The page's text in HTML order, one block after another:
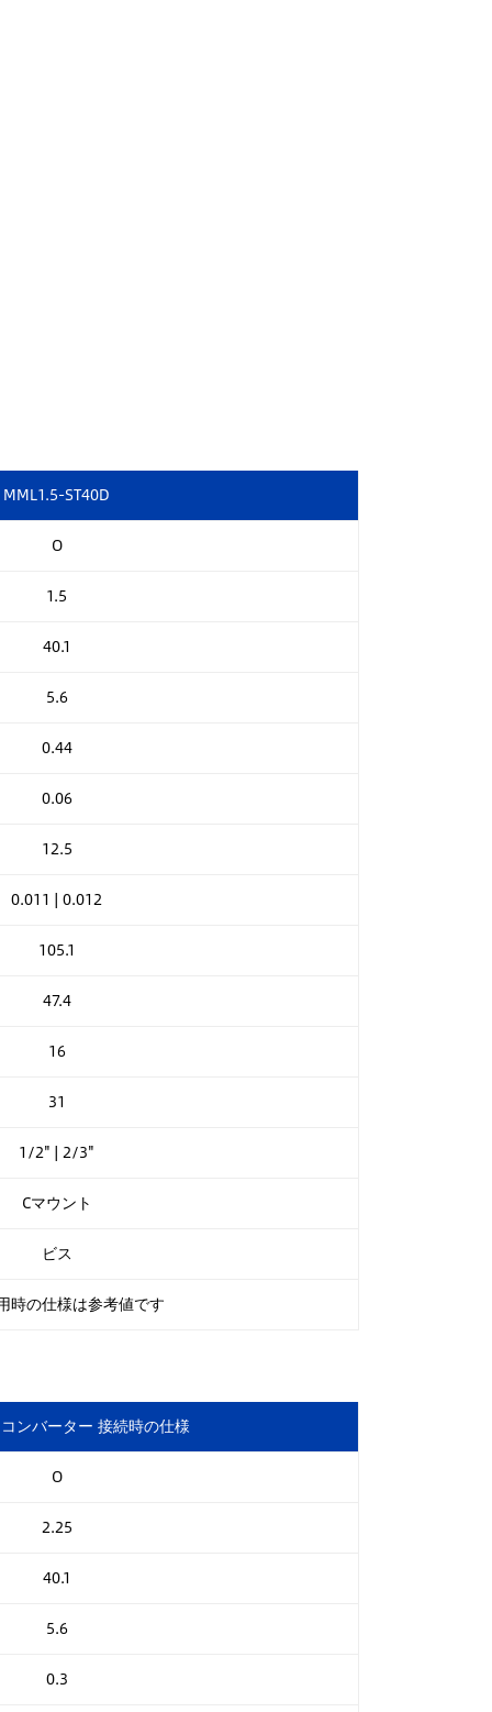
MML1.5-ST40D
O
1.5
40.1
5.6
0.44
0.06
12.5
0.011 | 0.012
105.1
47.4
16
31
1/2" | 2/3"
Cマウント
ビス
時の仕様は参考値です
ンバーター 接続時の仕様
O
2.25
40.1
5.6
0.3